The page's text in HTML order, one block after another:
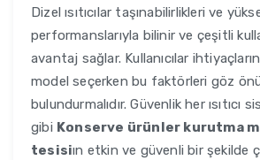
Dizel ısıtıcılar taşınabilirlikleri ve
performanslarıyla bilinir ve çeşitli
avantaj sağlar. Kullanıcılar
model seçerken bu faktörleri göz
bulundurmalıdır. Güvenlik her ısıtıcı
gibi Konserve ürünler kurutma
tesisiın etkin ve güvenli bir şekilde